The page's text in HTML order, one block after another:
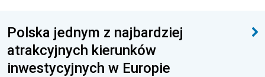
Polska jednym z najbardziej
atrakcyjnych kierunków
inwestycyjnych w Europie